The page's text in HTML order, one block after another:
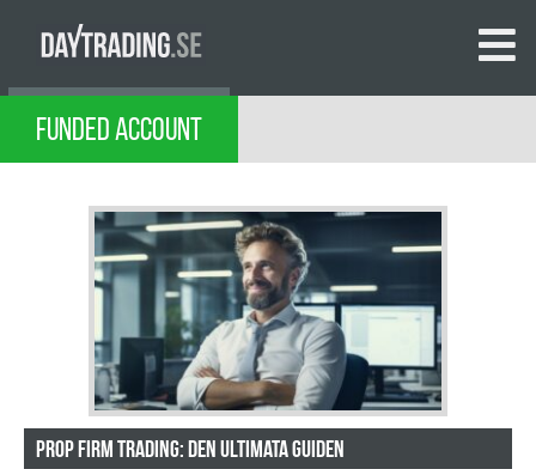
FUNDED ACCOUNT
Prop Firm trading: Den ultimata guiden